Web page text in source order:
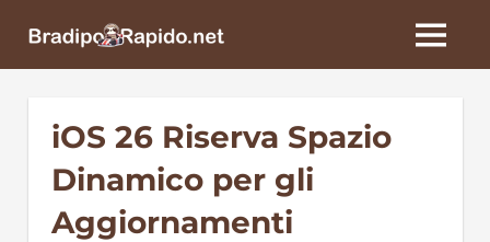
BradipoRapido.net
MENU
iOS 26 Riserva Spazio
Dinamico per gli
Aggiornamenti